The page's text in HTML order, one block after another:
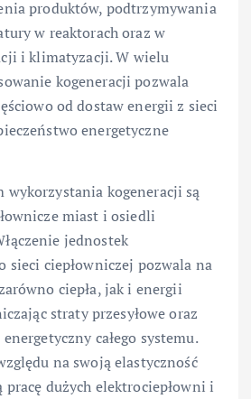
produktów, podtrzymywania
w reaktorach oraz w
i klimatyzacji. W wielu
kogeneracji pozwala
od dostaw energii z sieci
energetyczne
wykorzystania kogeneracji są
miast i osiedli
jednostek
sieci ciepłowniczej pozwala na
ciepła, jak i energii
straty przesyłowe oraz
całego systemu.
na swoją elastyczność
pracę dużych elektrociepłowni i